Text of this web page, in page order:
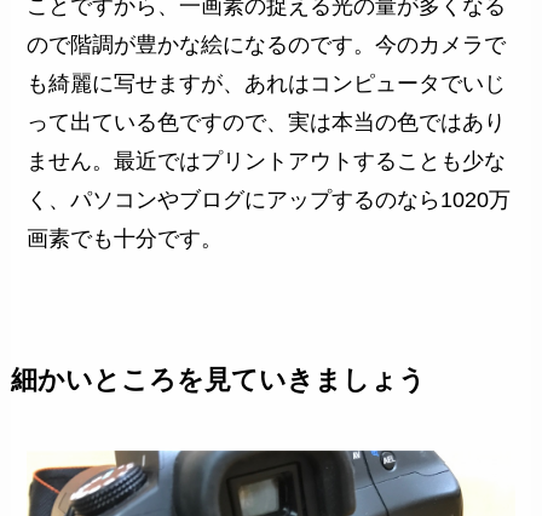
ことですから、一画素の捉える光の量が多くなる
ので階調が豊かな絵になるのです。今のカメラで
も綺麗に写せますが、あれはコンピュータでいじ
って出ている色ですので、実は本当の色ではあり
ません。最近ではプリントアウトすることも少な
く、パソコンやブログにアップするのなら1020万
画素でも十分です。
細かいところを見ていきましょう